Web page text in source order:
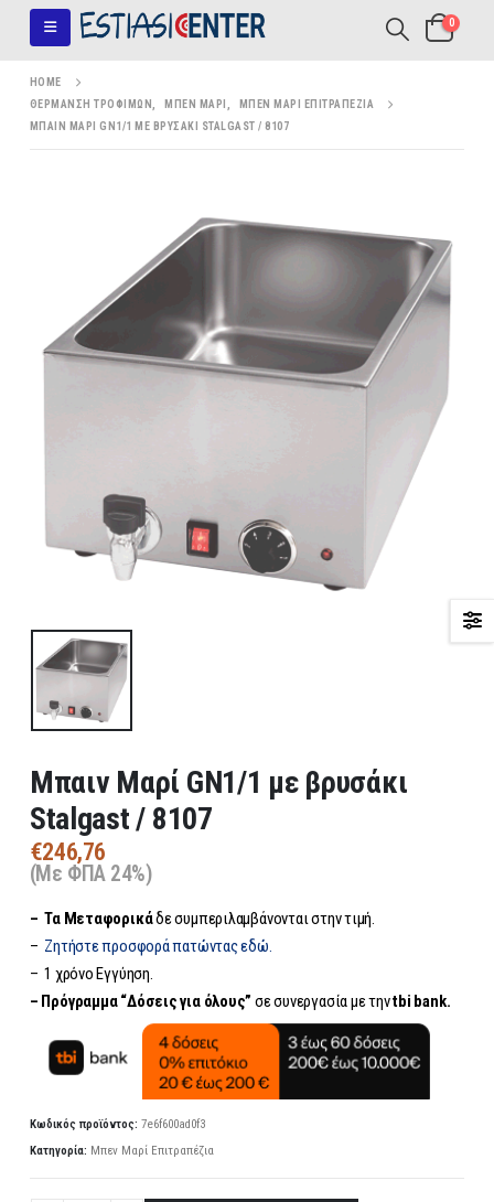
0
HOME
ΘΈΡΜΑΝΣΗ ΤΡΟΦΊΜΩΝ
ΜΠΕΝ ΜΑΡΊ
ΜΠΕΝ ΜΑΡΊ ΕΠΙΤΡΑΠΈΖΙΑ
ΜΠΑΙΝ ΜΑΡΊ GN1/1 ΜΕ ΒΡΥΣΆΚΙ STALGAST / 8107
Μπαιν Μαρί GN1/1 με βρυσάκι
Stalgast / 8107
€246,76
(Με ΦΠΑ 24%)
– Τα Μεταφορικάδε συμπεριλαμβάνονται στην τιμή.
– Ζητήστε προσφορά πατώντας εδώ.
– 1 χρόνο Εγγύηση.
– Πρόγραμμα “Δόσεις για όλους” σε συνεργασία με τηνtbi bank.
Κωδικός προϊόντος: 7e6f600ad0f3
Κατηγορία: Μπεν Μαρί Επιτραπέζια